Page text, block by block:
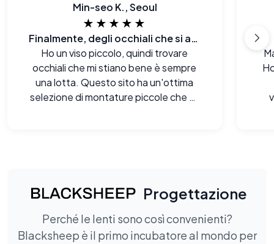
Min-seo K., Seoul
★★★★★
Finalmente, degli occhiali che si adattano al mio viso E al mio budget.
Ho un viso piccolo, quindi trovare
occhiali che mi stiano bene è sempre
una lotta. Questo sito ha un'ottima
selezione di montature piccole che mi
Progettazione
Perché le lenti sono così convenienti?
Blacksheep è il primo incubatore al mondo per